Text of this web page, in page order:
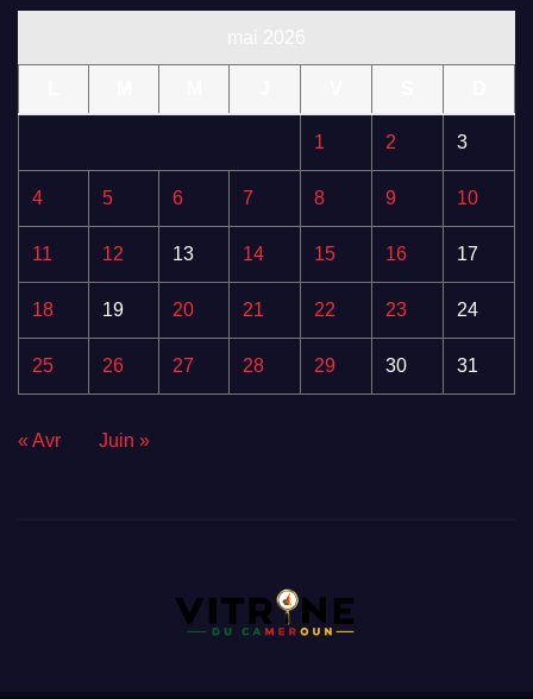
1 2 3
4 5 6 7 8 9 10
11 12 13 14 15 16 17
18 19 20 21 22 23 24
25 26 27 28 29 30 31
« Avr Juin »